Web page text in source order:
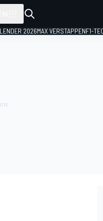
2026MAX VERSTAPPENF1-